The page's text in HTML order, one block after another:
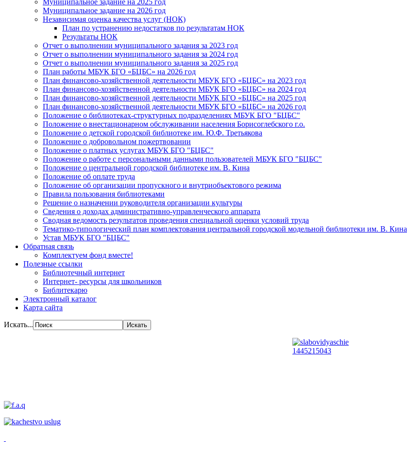
Муниципальное задание на 2025 год
Муниципальное задание на 2026 год
Независимая оценка качества услуг (НОК)
План по устранению недостатков по результатам НОК
Результаты НОК
Отчет о выполнении муниципального задания за 2023 год
Отчет о выполнении муниципального задания за 2024 год
Отчет о выполнении муниципального задания за 2025 год
План работы МБУК БГО «БЦБС» на 2026 год
План финансово-хозяйственной деятельности МБУК БГО «БЦБС» на 2023 год
План финансово-хозяйственной деятельности МБУК БГО «БЦБС» на 2024 год
План финансово-хозяйственной деятельности МБУК БГО «БЦБС» на 2025 год
План финансово-хозяйственной деятельности МБУК БГО «БЦБС» на 2026 год
Положение о библиотеках-структурных подразделениях МБУК БГО "БЦБС"
Положение о внестационарном обслуживании населения Борисоглебского г.о.
Положение о детской городской библиотеке им. Ю.Ф. Третьякова
Положение о добровольном пожертвовании
Положение о платных услугах МБУК БГО "БЦБС"
Положение о работе с персональными данными пользователей МБУК БГО "БЦБС"
Положение о центральной городской библиотеке им. В. Кина
Положение об оплате труда
Положение об организации пропускного и внутриобъектового режима
Правила пользования библиотеками
Решение о назначении руководителя организации культуры
Сведения о доходах административно-управленческого аппарата
Сводная ведомость результатов проведения специальной оценки условий труда
Тематико-типологический план комплектования центральной городской модельной библиотеки им. В. Кина
Устав МБУК БГО "БЦБС"
Обратная связь
Комплектуем фонд вместе!
Полезные ссылки
Библиотечный интернет
Интернет- ресурсы для школьников
Библитекарю
Электронный каталог
Карта сайта
Искать...